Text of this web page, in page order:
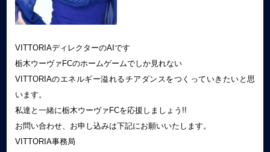
VITTORIAディレクターのAIです
栃木ウーヴァFCのホームゲームでしか見れない
VITTORIAのエネルギー溢れるチアダンスをつくっていきたいと思
います。
私達と一緒に栃木ウーヴァFCを応援しましょう!!
お問い合わせ、お申し込みは下記にお願いいたします。
VITTORIA事務局